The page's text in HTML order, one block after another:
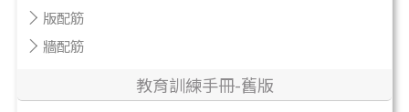
版配筋
牆配筋
教育訓練手冊-舊版